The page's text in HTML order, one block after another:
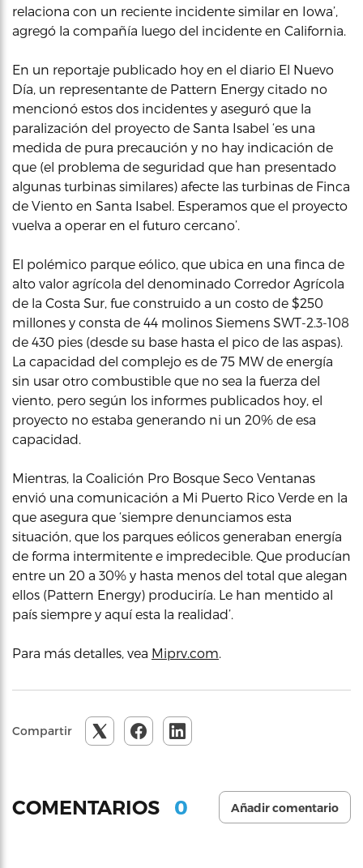
relaciona con un reciente incidente similar en Iowa’,
agregó la compañía luego del incidente en California.
En un reportaje publicado hoy en el diario El Nuevo
Día, un representante de Pattern Energy citado no
mencionó estos dos incidentes y aseguró que la
paralización del proyecto de Santa Isabel ‘es una
medida de pura precaución y no hay indicación de
que (el problema de seguridad que han presentado
algunas turbinas similares) afecte las turbinas de Finca
de Viento en Santa Isabel. Esperamos que el proyecto
vuelva a operar en el futuro cercano’.
El polémico parque eólico, que ubica en una finca de
alto valor agrícola del denominado Corredor Agrícola
de la Costa Sur, fue construido a un costo de $250
millones y consta de 44 molinos Siemens SWT-2.3-108
de 430 pies (desde su base hasta el pico de las aspas).
La capacidad del complejo es de 75 MW de energía
sin usar otro combustible que no sea la fuerza del
viento, pero según los informes publicados hoy, el
proyecto no estaba generando ni un 20% de esa
capacidad.
Mientras, la Coalición Pro Bosque Seco Ventanas
envió una comunicación a Mi Puerto Rico Verde en la
que asegura que ‘siempre denunciamos esta
situación, que los parques eólicos generaban energía
de forma intermitente e impredecible. Que producían
entre un 20 a 30% y hasta menos del total que alegan
ellos (Pattern Energy) produciría. Le han mentido al
país siempre y aquí esta la realidad’.
Para más detalles, vea Miprv.com.
Compartir
COMENTARIOS 0 Añadir comentario